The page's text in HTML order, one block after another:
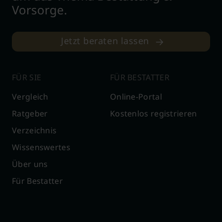
Vorsorge.
Jetzt beraten lassen
FÜR SIE
Vergleich
Ratgeber
Verzeichnis
Wissenswertes
Über uns
Für Bestatter
FÜR BESTATTER
Online-Portal
Kostenlos registrieren